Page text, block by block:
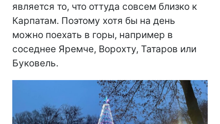
является то, что оттуда совсем близко к
Карпатам. Поэтому хотя бы на день
можно поехать в горы, например в
соседнее Яремче, Ворохту, Татаров или
Буковель.